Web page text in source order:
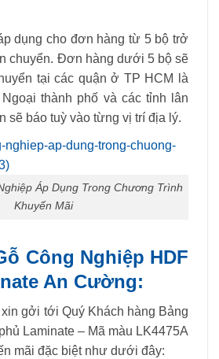
dụng cho đơn hàng từ 5 bộ trở
chuyển. Đơn hàng dưới 5 bộ sẽ
tại các quận ở TP HCM là
Ngoại thành phố và các tỉnh lân
sẽ báo tuỳ vào từng vị trí địa lý.
Áp Dụng Trong Chương Trình
Khuyến Mãi
Công Nghiệp HDF
An Cường:
xin gởi tới Quý Khách hàng Bảng
Laminate – Mã màu LK4475A
mãi đặc biệt như dưới đây: